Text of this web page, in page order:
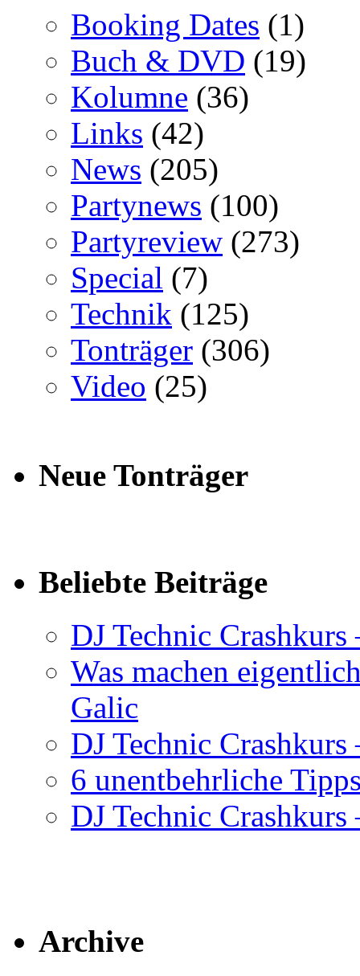
Booking Dates (1)
Buch & DVD (19)
Kolumne (36)
Links (42)
News (205)
Partynews (100)
Partyreview (273)
Special (7)
Technik (125)
Tonträger (306)
Video (25)
Neue Tonträger
Beliebte Beiträge
DJ Technic
Was machen
Galic
DJ Technic
6 unentbehrliche
DJ Technic
Archive